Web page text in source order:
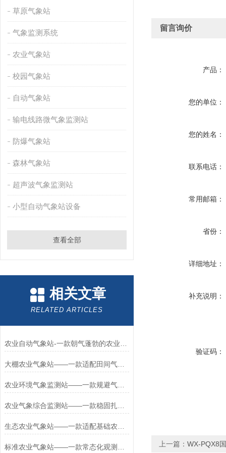
草原气象站
气象监测系统
农业气象站
校园气象站
自动气象站
输电线路微气象监测站
防爆气象站
森林气象站
超声波气象监测站
小型自动气象站设备
查看全部
相关文章
RELATED ARTICLES
大棚农业气象站——一款适配田间气候的无线农业气象站2026+派+送
农业环境气象监测站——一款规避气象灾害的科研用农业气象站2026+派+送
留言询价
产品：
您的单位：
您的姓名：
联系电话：
常用邮箱：
省份：
详细地址：
补充说明：
验证码：
上一篇： WX-PQX8